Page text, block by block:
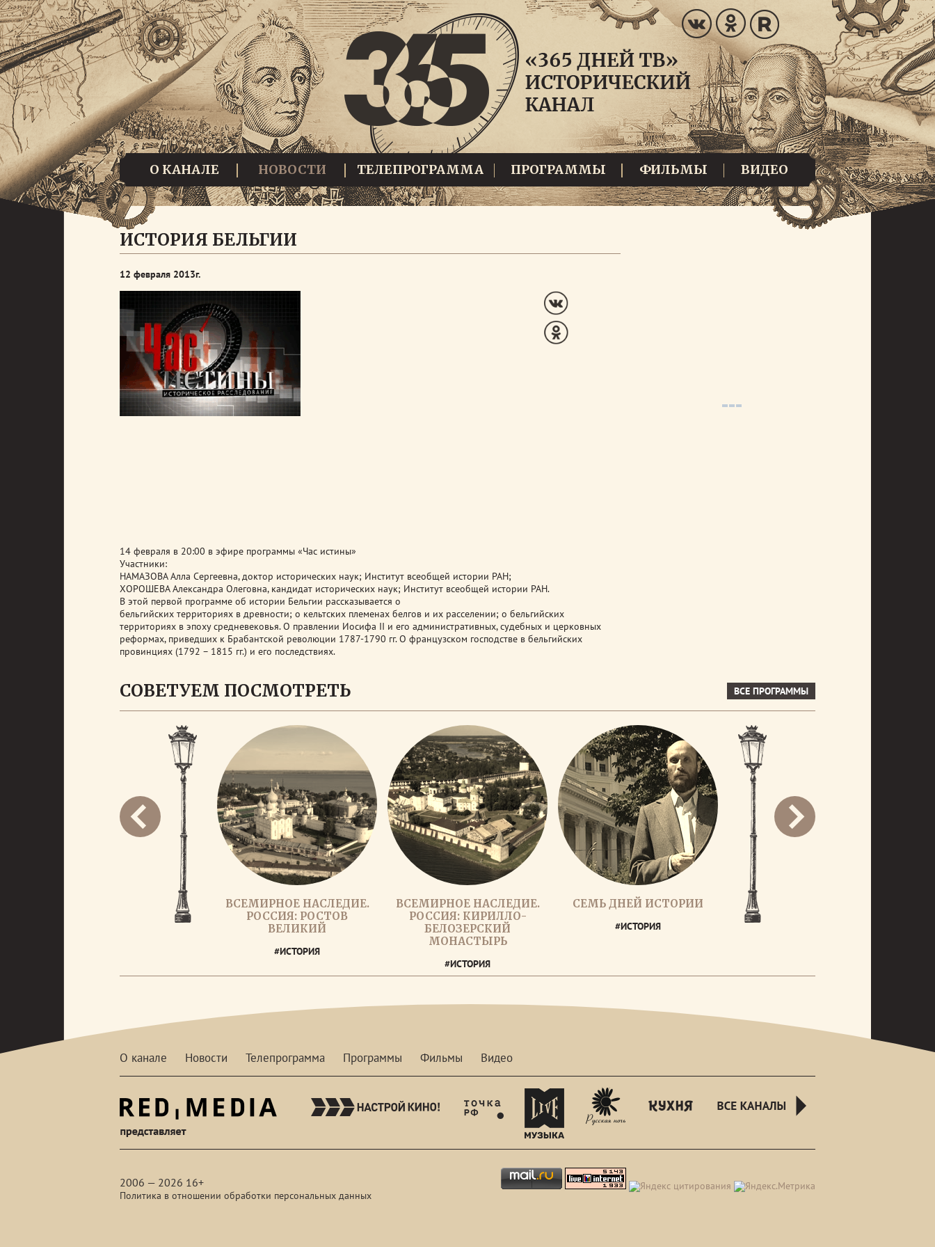
О КАНАЛЕ НОВОСТИ ТЕЛЕПРОГРАММА ПРОГРАММЫ ФИЛЬМЫ ВИДЕО
ИСТОРИЯ БЕЛЬГИИ
12 февраля 2013г.
14 февраля в 20:00 в эфире программы «Час истины»
Участники:
НАМАЗОВА Алла Сергеевна, доктор исторических наук; Институт всеобщей истории РАН;
ХОРОШЕВА Александра Олеговна, кандидат исторических наук; Институт всеобщей истории РАН.
В этой первой программе об истории Бельгии рассказывается о
бельгийских территориях в древности; о кельтских племенах белгов и их расселении; о бельгийских
территориях в эпоху средневековья. О правлении Иосифа II и его административных, судебных и церковных
реформах, приведших к Брабантской революции 1787-1790 гг. О французском господстве в бельгийских
провинциях (1792 – 1815 гг.) и его последствиях.
СОВЕТУЕМ ПОСМОТРЕТЬ ВСЕ ПРОГРАММЫ
ВСЕМИРНОЕ НАСЛЕДИЕ.
РОССИЯ: РОСТОВ
ВЕЛИКИЙ
#ИСТОРИЯ
ВСЕМИРНОЕ НАСЛЕДИЕ.
РОССИЯ: КИРИЛЛО-
БЕЛОЗЕРСКИЙ
МОНАСТЫРЬ
#ИСТОРИЯ
СЕМЬ ДНЕЙ ИСТОРИИ
#ИСТОРИЯ
О канале Новости Телепрограмма Программы Фильмы Видео
nastroykino mymusictv rusnight kuhnyatv
2006 — 2026 16+
Политика в отношении обработки персональных данных